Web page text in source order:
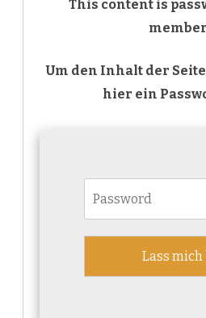
This content is
Um den Inhalt der
hier ein